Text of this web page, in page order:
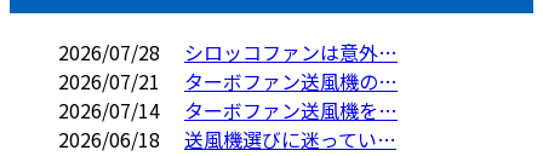
2026/07/28
シロッコファンは意外…
2026/07/21
ターボファン送風機の…
2026/07/14
ターボファン送風機を…
2026/06/18
送風機選びに迷ってい…